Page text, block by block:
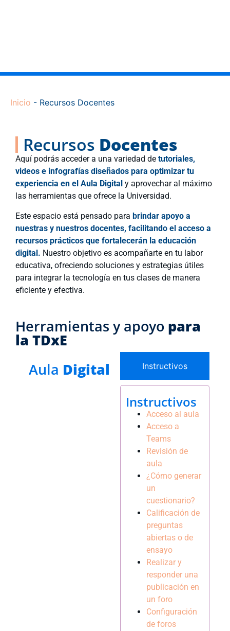
Inicio - Recursos Docentes
Recursos Docentes
Aquí podrás acceder a una variedad de tutoriales,
videos e infografías diseñados para optimizar tu
experiencia en el Aula Digital y aprovechar al máximo
las herramientas que ofrece la Universidad.
Este espacio está pensado para brindar apoyo a
nuestras y nuestros docentes, facilitando el acceso a
recursos prácticos que fortalecerán la educación
digital. Nuestro objetivo es acompañarte en tu labor
educativa, ofreciendo soluciones y estrategias útiles
para integrar la tecnología en tus clases de manera
eficiente y efectiva.
Herramientas y apoyo para
la TDxE
Aula Digital Instructivos
Instructivos
Acceso al aula
Acceso a
Teams
Revisión de
aula
¿Cómo generar
un
cuestionario?
Calificación de
preguntas
abiertas o de
ensayo
Realizar y
responder una
publicación en
un foro
Configuración
de foros